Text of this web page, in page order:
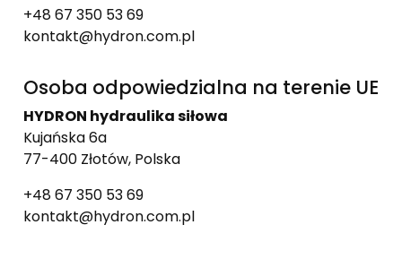
+48 67 350 53 69
kontakt@hydron.com.pl
Osoba odpowiedzialna na terenie UE
HYDRON hydraulika siłowa
Kujańska 6a
77-400 Złotów, Polska
+48 67 350 53 69
kontakt@hydron.com.pl